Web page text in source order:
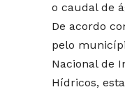
o caudal de
De acordo
pelo
Nacional de
Hídricos,